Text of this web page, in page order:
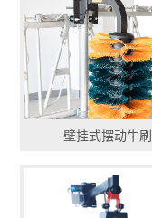
壁挂式摆动牛刷